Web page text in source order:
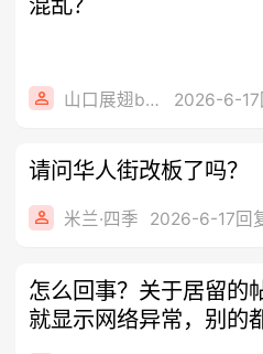
山口展翅bologna 2026-6-17
请问华人街改板了吗？
米兰·四季 2026-6-17回
怎么回事？关于居留的
就显示网络异常，别的